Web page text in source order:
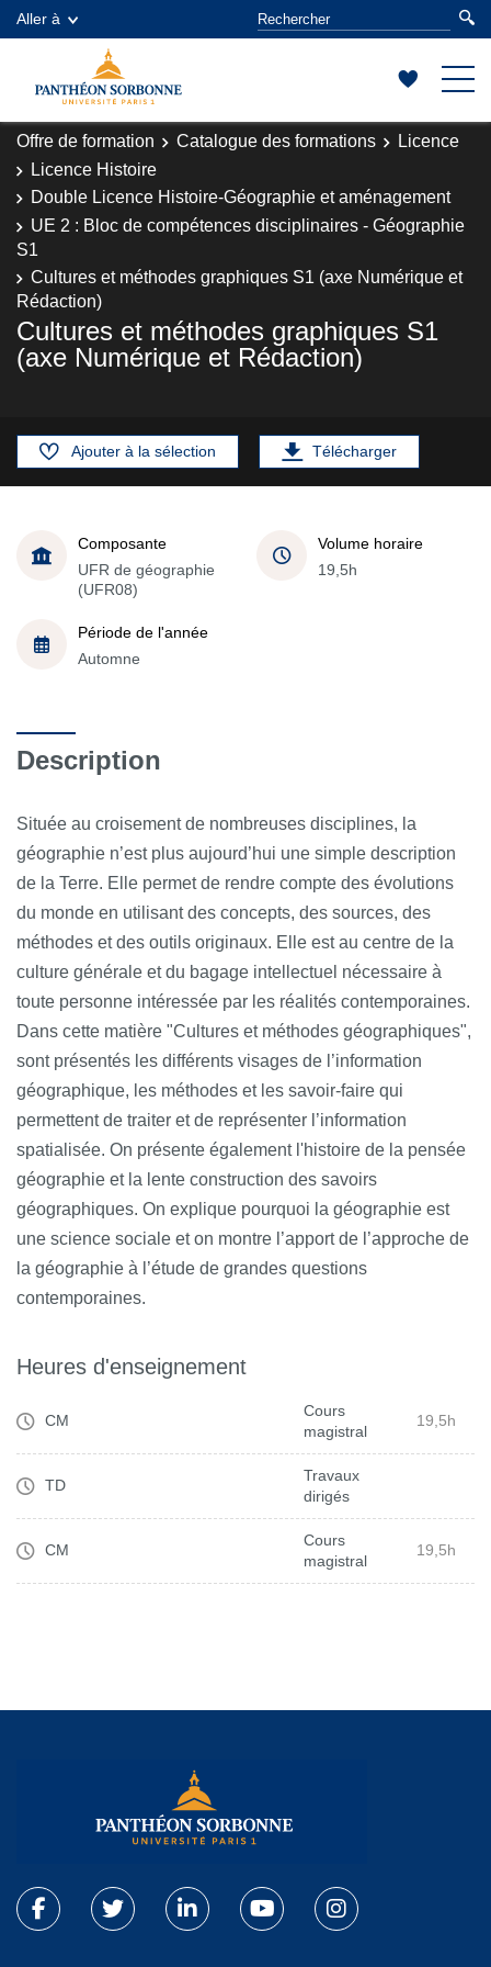
Aller à
Offre de formation Catalogue des formations
Licence
Licence Histoire
Double Licence Histoire-Géographie et aménagement
UE 2 : Bloc de compétences disciplinaires - Géographie
S1
Cultures et méthodes graphiques S1 (axe Numérique et
Rédaction)
Cultures et méthodes graphiques S1
(axe Numérique et Rédaction)
Ajouter à la sélection Télécharger
Composante
UFR de géographie
(UFR08)
Volume horaire
19,5h
Période de l'année
Automne
Description
Située au croisement de nombreuses disciplines, la
géographie n’est plus aujourd’hui une simple description
de la Terre. Elle permet de rendre compte des évolutions
du monde en utilisant des concepts, des sources, des
méthodes et des outils originaux. Elle est au centre de la
culture générale et du bagage intellectuel nécessaire à
toute personne intéressée par les réalités contemporaines.
Dans cette matière "Cultures et méthodes géographiques",
sont présentés les différents visages de l’information
géographique, les méthodes et les savoir-faire qui
permettent de traiter et de représenter l’information
spatialisée. On présente également l'histoire de la pensée
géographie et la lente construction des savoirs
géographiques. On explique pourquoi la géographie est
une science sociale et on montre l’apport de l’approche de
la géographie à l’étude de grandes questions
contemporaines.
Heures d'enseignement
CM
Cours
magistral
19,5h
TD
Travaux
dirigés
CM
Cours
magistral
19,5h